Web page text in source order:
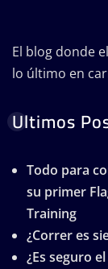
El blog donde
lo último en
Ultimos
Todo para
su primer
Training
¿Correr es
¿Es seguro